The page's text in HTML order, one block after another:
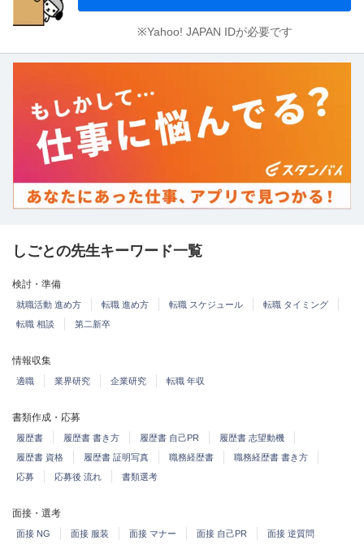
※Yahoo! JAPAN IDが必要です
しごとの先生キーワード一覧
検討・準備
就職活動 進め方 転職 進め方 転職 スケジュール
転職 タイミング
転職 相談
第二新卒
情報収集
適職 業界研究 企業研究 転職 年収
書類作成・応募
履歴書 履歴書 書き方 履歴書 自己PR
履歴書 志望動機
履歴書 資格
履歴書 証明写真 職務経歴書
職務経歴書 書き方
応募
応募後 流れ 書類選考
面接・選考
面接 NG 面接 服装 面接 マナー 面接 自己PR 面接 逆質問